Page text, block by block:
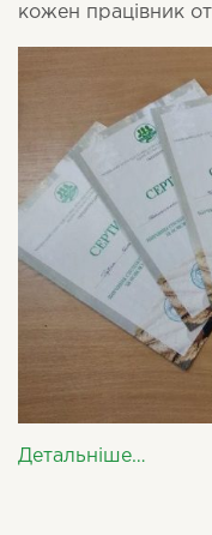
кожен працівник
Детальніше…